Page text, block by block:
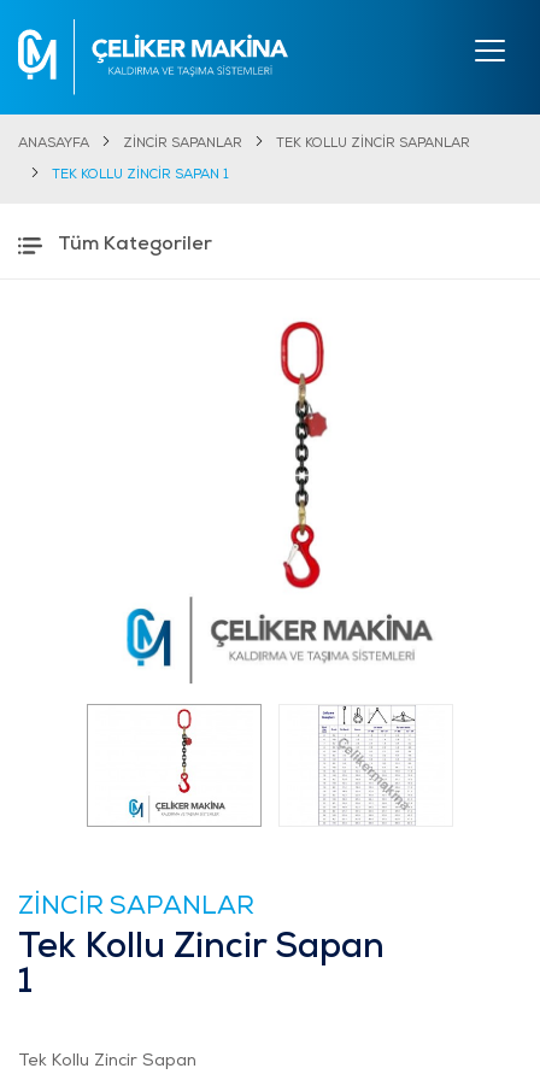
ANASAYFA ZİNCİR SAPANLAR TEK KOLLU ZİNCİR SAPANLAR
TEK KOLLU ZİNCİR SAPAN 1
Tüm Kategoriler
ZİNCİR SAPANLAR
Tek Kollu Zincir Sapan
1
Tek Kollu Zincir Sapan